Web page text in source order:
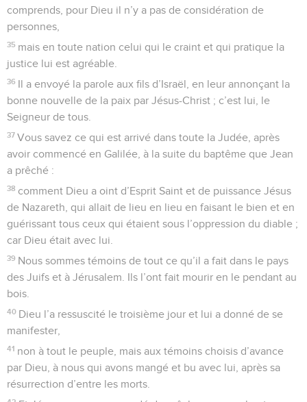
comprends, pour Dieu il n’y a pas de considération de
personnes,
35 mais en toute nation celui qui le craint et qui pratique la
justice lui est agréable.
36 Il a envoyé la parole aux fils d’Israël, en leur annonçant la
bonne nouvelle de la paix par Jésus-Christ ; c’est lui, le
Seigneur de tous.
37 Vous savez ce qui est arrivé dans toute la Judée, après
avoir commencé en Galilée, à la suite du baptême que Jean
a prêché :
38 comment Dieu a oint d’Esprit Saint et de puissance Jésus
de Nazareth, qui allait de lieu en lieu en faisant le bien et en
guérissant tous ceux qui étaient sous l’oppression du diable ;
car Dieu était avec lui.
39 Nous sommes témoins de tout ce qu’il a fait dans le pays
des Juifs et à Jérusalem. Ils l’ont fait mourir en le pendant au
bois.
40 Dieu l’a ressuscité le troisième jour et lui a donné de se
manifester,
41 non à tout le peuple, mais aux témoins choisis d’avance
par Dieu, à nous qui avons mangé et bu avec lui, après sa
résurrection d’entre les morts.